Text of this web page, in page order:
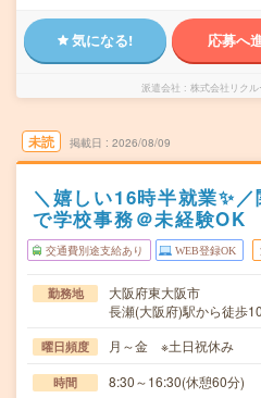
気になる! 応募へ
派遣会社 株式会社リク
未読 掲載日 2026/08/09
＼嬉しい16時半就業✨
で学校事務＠未経験OK
交通費別途支給あり WEB登録OK
勤務地
大阪府東大阪市
長瀬(大阪府)駅から徒歩
曜日頻度 月～金 ※土日祝休み
時間 8:30～16:30(休憩60分)